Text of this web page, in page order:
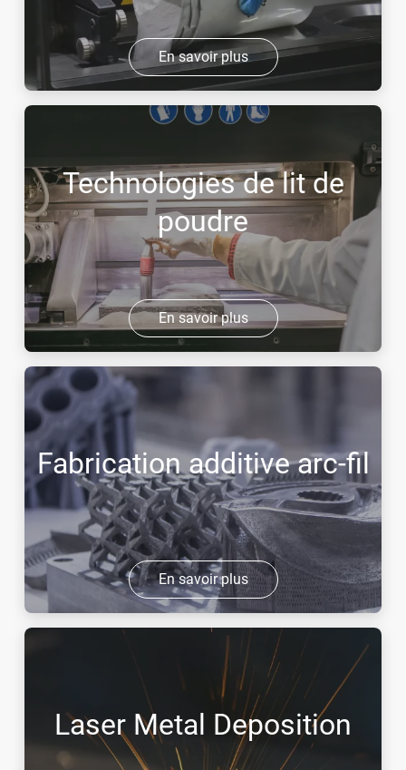
En savoir plus
Technologies de lit de
poudre
En savoir plus
Fabrication additive arc-fil
En savoir plus
Laser Metal Deposition